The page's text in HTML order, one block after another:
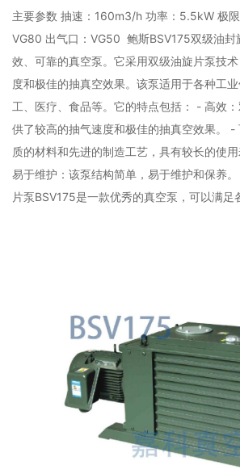
主要参数 抽速：160m3/h 功率：5.5kW 极限
VG80 出气口：VG50 鲍斯BSV175双级油封
效、可靠的真空泵。它采用双级油旋片泵技
度和极佳的抽真空效果。该泵适用于各种工
工、医疗、食品等。它的特点包括： - 高效
供了较高的抽气速度和极佳的抽真空效果。 -
质的材料和先进的制造工艺，具有较长的使
易于维护：该泵结构简单，易于维护和保养
片泵BSV175是一款优秀的真空泵，可以满足